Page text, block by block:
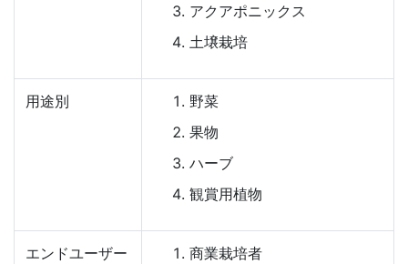
アクアポニックス
土壌栽培
用途別
野菜
果物
ハーブ
観賞用植物
エンドユーザー
商業栽培者